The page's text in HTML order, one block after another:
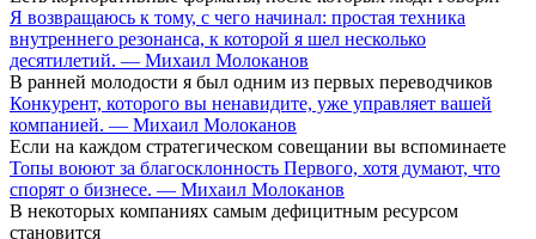
Я возвращаюсь к тому, с чего начинал: простая техника
внутреннего резонанса, к которой я шел несколько
десятилетий. — Михаил Молоканов
В ранней молодости я был одним из первых переводчиков
Конкурент, которого вы ненавидите, уже управляет вашей
компанией. — Михаил Молоканов
Если на каждом стратегическом совещании вы вспоминаете
Топы воюют за благосклонность Первого, хотя думают, что
спорят о бизнесе. — Михаил Молоканов
В некоторых компаниях самым дефицитным ресурсом
становится